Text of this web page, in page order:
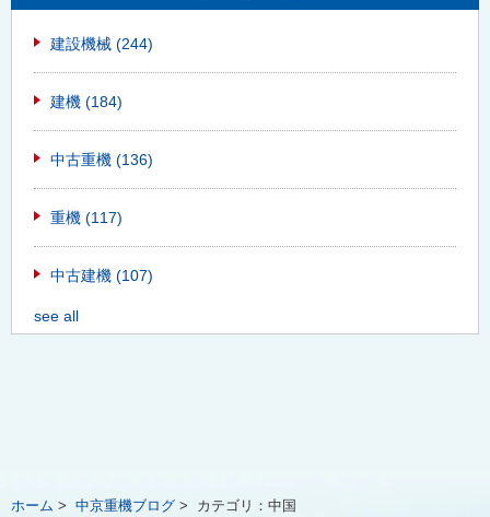
建設機械 (244)
建機 (184)
中古重機 (136)
重機 (117)
中古建機 (107)
see all
ホーム > 中京重機ブログ > カテゴリ： 中国